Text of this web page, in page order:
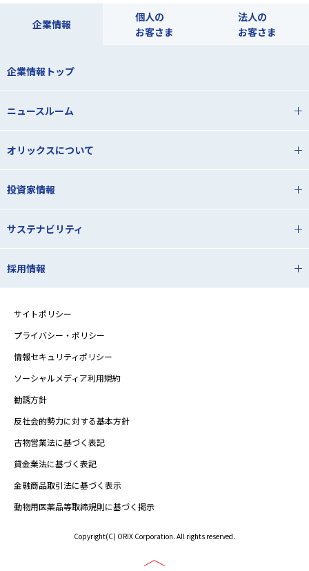
企業情報
個人の
お客さま
法人の
お客さま
企業情報トップ
ニュースルーム
オリックスについて
投資家情報
サステナビリティ
採用情報
サイトポリシー
プライバシー・ポリシー
情報セキュリティポリシー
ソーシャルメディア利用規約
勧誘方針
反社会的勢力に対する基本方針
古物営業法に基づく表記
貸金業法に基づく表記
金融商品取引法に基づく表示
動物用医薬品等取締規則に基づく掲示
Copyright(C) ORIX Corporation. All rights reserved.